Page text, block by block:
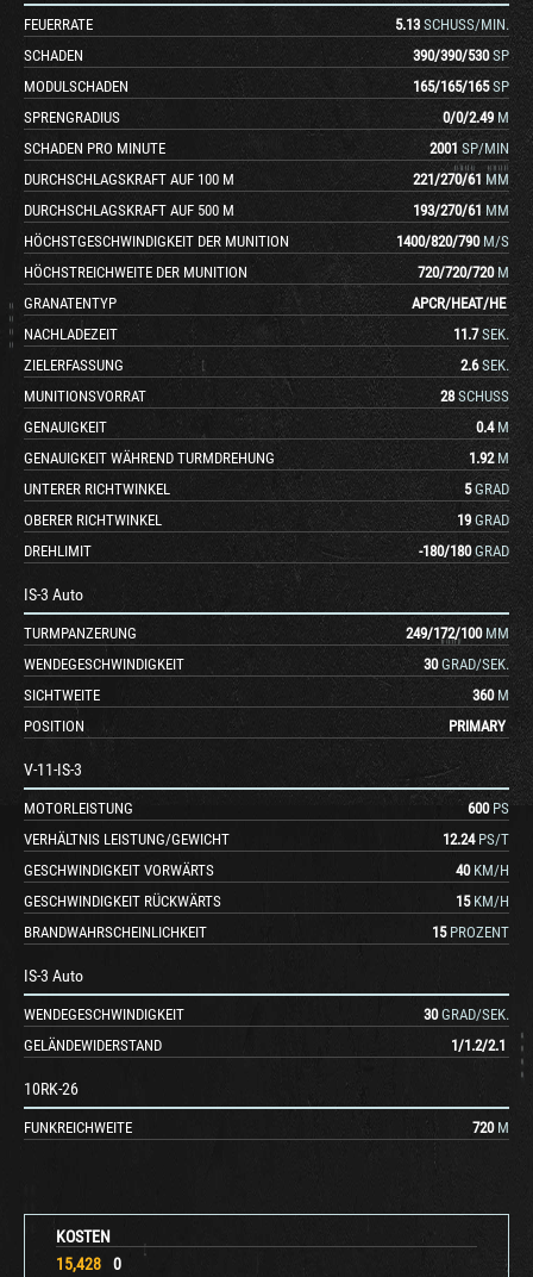
KOSTEN
15,428
0
FEUERRATE 5.13 SCHUSS/MIN.
SCHADEN
390/390/530 SP
MODULSCHADEN
165/165/165 SP
SPRENGRADIUS
0/0/2.49 M
SCHADEN PRO MINUTE
2001 SP/MIN
DURCHSCHLAGSKRAFT AUF 100 M
221/270/61 MM
DURCHSCHLAGSKRAFT AUF 500 M
193/270/61 MM
HÖCHSTGESCHWINDIGKEIT DER MUNITION
1400/820/790 M/S
HÖCHSTREICHWEITE DER MUNITION
720/720/720 M
GRANATENTYP
APCR/HEAT/HE
NACHLADEZEIT
11.7 SEK.
ZIELERFASSUNG
2.6 SEK.
MUNITIONSVORRAT
28 SCHUSS
GENAUIGKEIT
0.4 M
GENAUIGKEIT WÄHREND TURMDREHUNG
1.92 M
UNTERER RICHTWINKEL
5 GRAD
OBERER RICHTWINKEL
19 GRAD
DREHLIMIT
-180/180 GRAD
IS-3 Auto
TURMPANZERUNG 249/172/100 MM
WENDEGESCHWINDIGKEIT
30 GRAD/SEK.
SICHTWEITE
360 M
POSITION
PRIMARY
V-11-IS-3
MOTORLEISTUNG 600 PS
VERHÄLTNIS LEISTUNG/GEWICHT
12.24 PS/T
GESCHWINDIGKEIT VORWÄRTS
40 KM/H
GESCHWINDIGKEIT RÜCKWÄRTS
15 KM/H
BRANDWAHRSCHEINLICHKEIT
15 PROZENT
IS-3 Auto
WENDEGESCHWINDIGKEIT 30 GRAD/SEK.
GELÄNDEWIDERSTAND
1/1.2/2.1
10RK-26
FUNKREICHWEITE 720 M